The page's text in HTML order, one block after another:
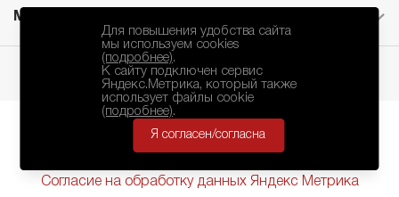
Месторождение
Согласие на обработку данных Яндекс Метрика
Для повышения удобства сайта
мы используем cookies
(подробнее).
К сайту подключен сервис
Яндекс.Метрика, который также
использует файлы cookie
(подробнее).
Я согласен/согласна